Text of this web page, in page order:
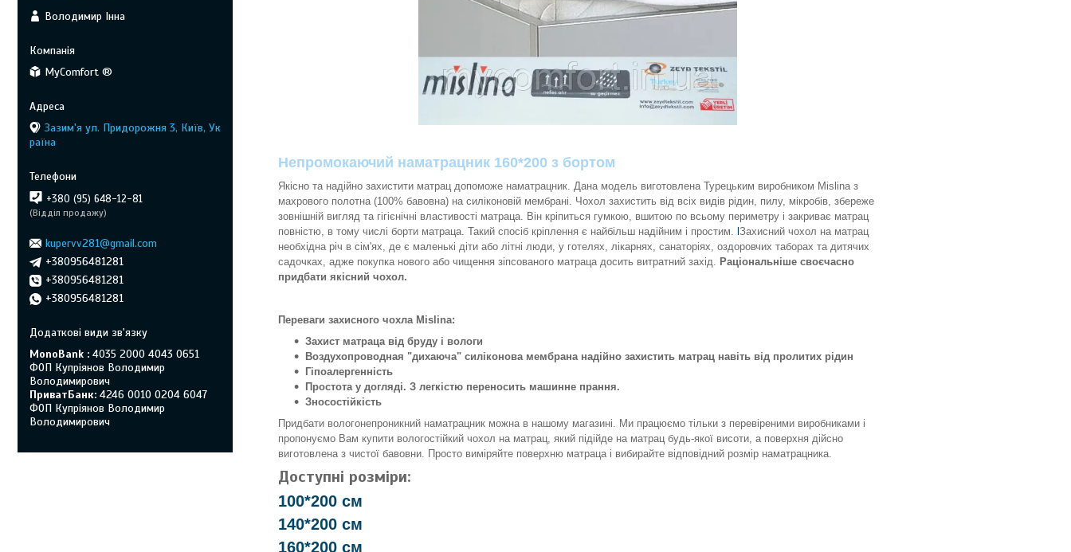
Непромокаючий наматрацник 160*200 з бортом
Якісно та надійно захистити матрац допоможе наматрацник. Дана модель виготовлена Турецьким виробником Mislina з
махрового полотна (100% бавовна) на силіконовій мембрані. Чохол захистить від всіх видів рідин, пилу, мікробів, збереже
зовнішній вигляд та гігієнічні властивості матраца. Він кріпиться гумкою, вшитою по всьому периметру і закриває матрац
повністю, в тому числі борти матраца. Такий спосіб кріплення є найбільш надійним і простим. Захисний чохол на матрац
необхідна річ в сім'ях, де є маленькі діти або літні люди, у готелях, лікарнях, санаторіях, оздоровчих таборах та дитячих
садочках, адже покупка нового або чищення зіпсованого матраца досить витратний захід. Раціональніше своєчасно
придбати якісний чохол.
Переваги захисного чохла Mislina:
Захист матраца від бруду і вологи
Воздухопроводная "дихаюча" силіконова мембрана надійно захистить матрац навіть від пролитих рідин
Гіпоалергенність
Простота у догляді. З легкістю переносить машинне прання.
Зносостійкість
Придбати вологонепроникний наматрацник можна в нашому магазині. Ми працюємо тільки з перевіреними виробниками і
пропонуємо Вам купити вологостійкий чохол на матрац, який підійде на матрац будь-якої висоти, а поверхня дійсно
виготовлена з чистої бавовни. Просто виміряйте поверхню матраца і вибирайте відповідний розмір наматрацника.
Доступні розміри:
100*200 см
140*200 см
160*200 см
Володимир Інна
MyComfort ®
Зазим'я ул. Придорожня 3, Київ, Ук
раїна
+380 (95) 648-12-81
(Відділ продажу)
kupervv281@gmail.com
+380956481281
+380956481281
+380956481281
MonoBank
4035 2000 4043 0651
ФОП Купріянов Володимир
Володимирович
ПриватБанк 4246 0010 0204 6047
ФОП Купріянов Володимир
Володимирович